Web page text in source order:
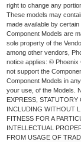
right to change any
These models may
made available by
Component Models are
sole property of the
among other vendors,
notice applies: © Phoenix
not support the
Component Models in
your use, of the Models.
EXPRESS,
INCLUDING WITHOUT
FITNESS FOR A
INTELLECTUAL
FROM USAGE OF